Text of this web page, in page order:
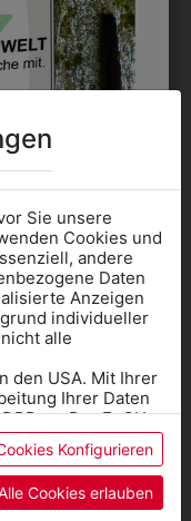
3ER PACK
€ 9,90
Sie unsere
Cookies und
andere
Daten
Anzeigen
individueller
alle
den USA. Mit Ihrer
Ihrer Daten
zu. Der EuGH
Datenschutz
US-Behörden
überwachen.
Konfigurieren
Cookies erlauben
Sie
der
auswählen.
buchen